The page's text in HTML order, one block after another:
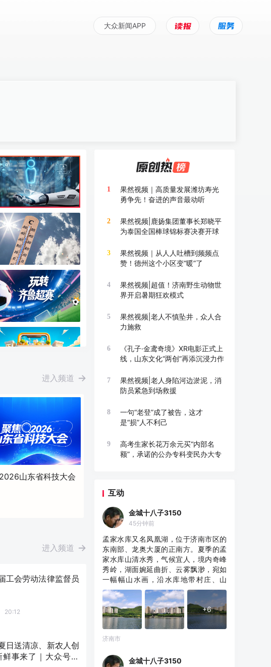
大众新闻APP
进入频道
山东省科技大会
进入频道
工会劳动法律监督员
20:12
日送清凉、新农人创
事来了｜大众号点
1
果然视频｜高质量发展潍坊寿光
勇争先！奋进的声音最动听
2
果然视频|鹿扬集团董事长郑晓平
为泰国全国棒球锦标赛决赛开球
3
果然视频｜从人人吐槽到频频点
赞！德州这个小区变“暖”了
4
果然视频|超值！济南野生动物世
界开启暑期狂欢模式
5
果然视频|老人不慎坠井，众人合
力施救
6
《孔子·金鸢奇境》XR电影正式上
线，山东文化“两创”再添沉浸力作
7
果然视频|老人身陷河边淤泥，消
防员紧急到场救援
8
一句“老登”成了被告，这才
是“损”人不利己
9
高考生家长花万余元买“内部名
额”，承诺的公办专科变民办大专
互动
金城十八子3150
45分钟前
孟家水库又名凤凰湖，位于济南市区的
东南部、龙奥大厦的正南方。夏季的孟
家水库山清水秀，气候宜人，境内奇峰
秀岭，湖面婉延曲折、云雾飘渺，宛如
一幅幅山水画，沿水库地带村庄、山
峦、树林时隐时现，仿佛置身人间仙
境。盛夏是孟家水库景色最美的季节。
+6
济南市
金城十八子3150